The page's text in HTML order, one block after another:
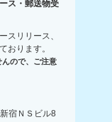
ス・郵送物受
スリリース、
おります。
ので、ご注意
宿ＮＳビル8